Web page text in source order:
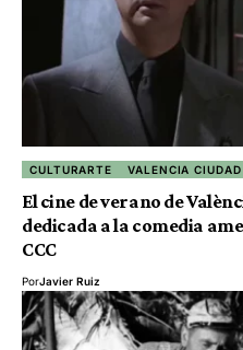
CULTURARTE VALENCIA CIUDAD
El cine de verano de
dedicada a la comedia
CCC
PorJavier Ruiz